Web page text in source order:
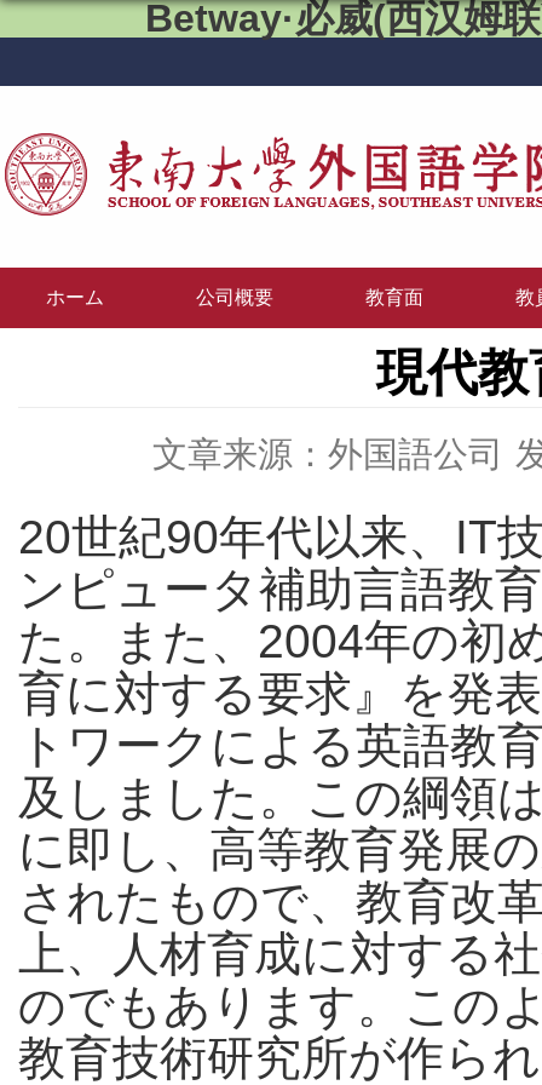
Betway·必威(西汉姆
ホーム 公司概要 教育面 教
現代
文章来源：外国語公司
20世紀90年代以来、IT
ンピュータ補助言語教
た。また、2004年の初
育に対する要求』を発
トワークによる英語教
及しました。この綱領
に即し、高等教育発展
されたもので、教育改
上、人材育成に対する
のでもあります。この
教育技術研究所が作ら